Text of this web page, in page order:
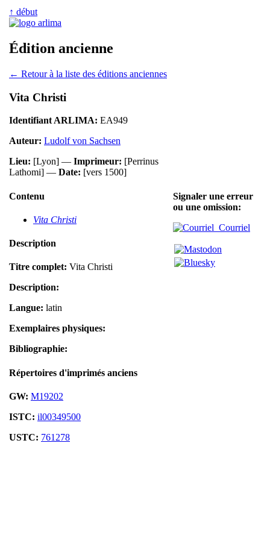
↑ début
Édition ancienne
← Retour à la liste des éditions anciennes
Vita Christi
Identifiant ARLIMA: EA949
Auteur: Ludolf von Sachsen
Lieu: [Lyon] — Imprimeur: [Perrinus
Lathomi] — Date: [vers 1500]
Contenu
Vita Christi
Description
Titre complet: Vita Christi
Description:
Langue: latin
Exemplaires physiques:
Bibliographie:
Répertoires d'imprimés anciens
GW: M19202
ISTC: il00349500
USTC: 761278
Signaler une erreur
ou une omission:
Courriel